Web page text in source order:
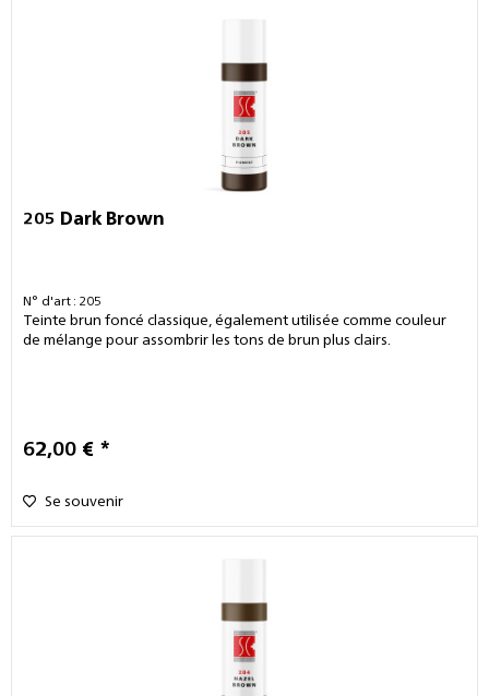
205 Dark Brown
N° d'art : 205
Teinte brun foncé classique, également utilisée comme couleur
de mélange pour assombrir les tons de brun plus clairs.
62,00 € *
Se souvenir